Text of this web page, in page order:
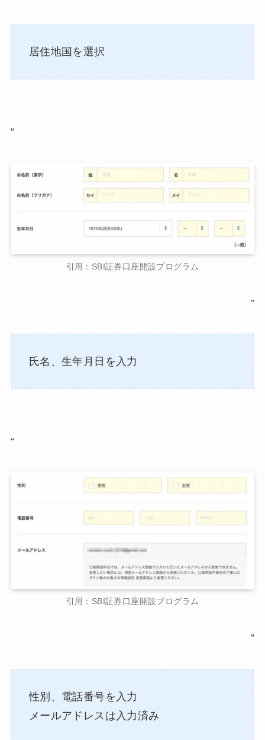
居住地国を選択
“
引用：SBI証券口座開設プログラム
”
氏名、生年月日を入力
“
引用：SBI証券口座開設プログラム
”
性別、電話番号を入力
メールアドレスは入力済み